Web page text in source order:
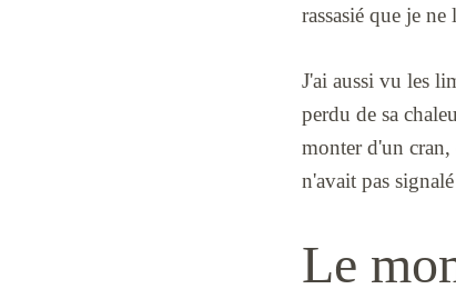
rassasié que je
J'ai aussi vu les
perdu de sa
monter d'un
n'avait pas
Le